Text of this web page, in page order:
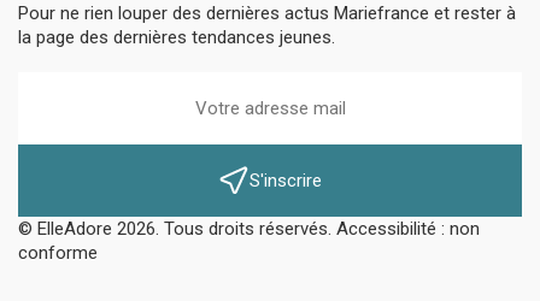
Pour ne rien louper des dernières actus Mariefrance et rester à
la page des dernières tendances jeunes.
S'inscrire
© ElleAdore 2026. Tous droits réservés. Accessibilité : non
conforme